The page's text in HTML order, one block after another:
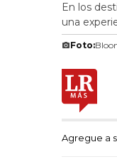
En los
una
Foto:
Agregue a